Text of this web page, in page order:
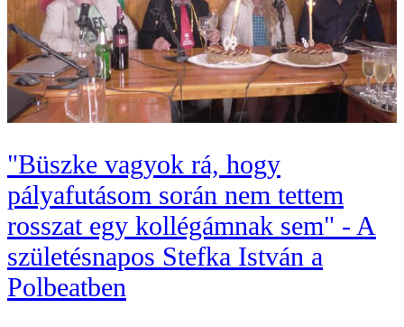
"Büszke vagyok rá, hogy
pályafutásom során nem tettem
rosszat egy kollégámnak sem" - A
születésnapos Stefka István a
Polbeatben